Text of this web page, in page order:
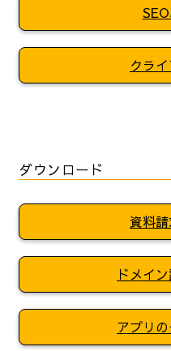
クラ
ダウンロード
資料請
ドメイ
アプリ